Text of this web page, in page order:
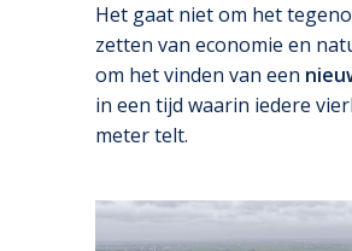
Het gaat niet om het
zetten van economie en
om het vinden van een
in een tijd waarin iedere
meter telt.